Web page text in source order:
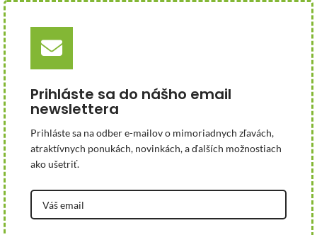
Prihláste sa do nášho email
newslettera
Prihláste sa na odber e-mailov o mimoriadnych zľavách,
atraktívnych ponukách, novinkách, a ďalších možnostiach
ako ušetriť.